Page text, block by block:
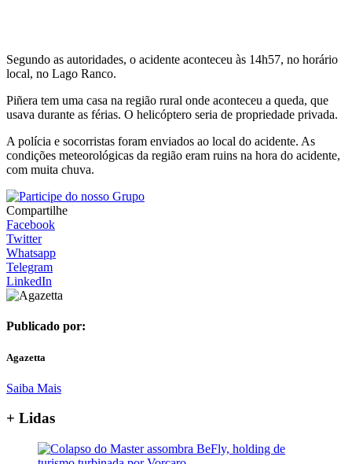
Segundo as autoridades, o acidente aconteceu às 14h57, no horário
local, no Lago Ranco.
Piñera tem uma casa na região rural onde aconteceu a queda, que
usava durante as férias. O helicóptero seria de propriedade privada.
A polícia e socorristas foram enviados ao local do acidente. As
condições meteorológicas da região eram ruins na hora do acidente,
com muita chuva.
Compartilhe
Facebook
Twitter
Whatsapp
Telegram
LinkedIn
Publicado por:
Agazetta
Saiba Mais
+ Lidas